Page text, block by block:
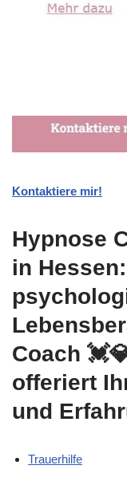
Kontaktiere mir!
Hypnose
in
Coach
offeriert
und
Trauerhilfe